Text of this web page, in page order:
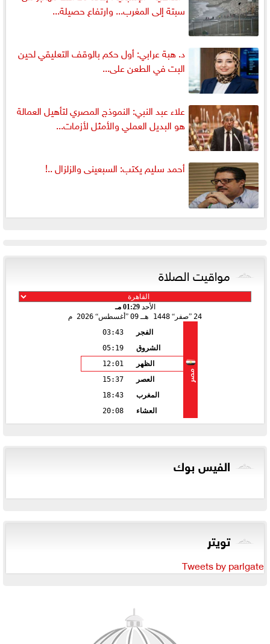
سبتة إلى المغرب... وارتفاع حصيلة...
د. هبة عرابي: أول حكم بالوقف التعليقي لحين
البت في الطعن على...
علاء عبد النبي: النموذج المصري لتأهيل العمالة
هو البديل العملي والأمثل لأزمات...
أحمد سليم يكتب: السبعينى والزلزال ..!
مواقيت الصلاة
الأحد01:29 مـ
24
صفر 1448 هـ 09 أغسطس 2026 م
مصر
الفجر
03:43
الشروق
05:19
الظهر
12:01
العصر
15:37
المغرب
18:43
العشاء
20:08
الفيس بوك
تويتر
Tweets by parlgate